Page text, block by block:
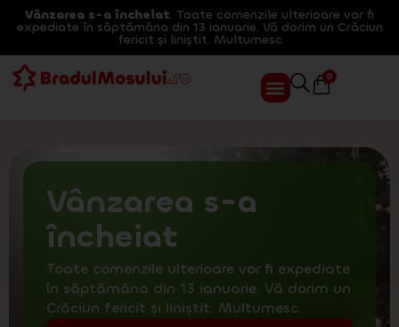
Vânzarea s-a încheiat. Toate comenzile ulterioare vor fi
expediate în săptămâna din 13 ianuarie. Vă dorim un Crăciun
fericit și liniștit. Multumesc
0
Vânzarea s-a
încheiat
Toate comenzile ulterioare vor fi expediate
în săptămâna din 13 ianuarie. Vă dorim un
Crăciun fericit și liniștit. Multumesc.